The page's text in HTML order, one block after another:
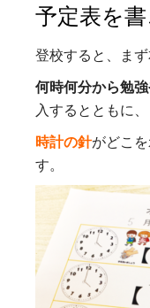
予定表を書
登校すると、ま
何時何分から勉
入するとともに、
時計の針がどこ
す。